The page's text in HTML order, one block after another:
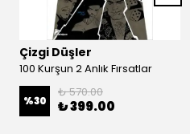
Çizgi Düşler
100 Kurşun 2 Anlık Fırsatlar
%30
₺ 570.00
₺ 399.00